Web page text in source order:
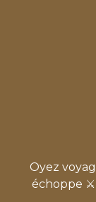
Oyez
échoppe ⚔️